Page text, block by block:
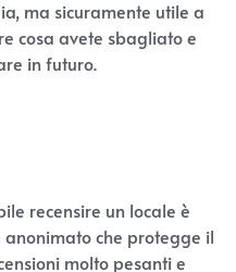
ma sicuramente utile a
cosa avete sbagliato e
in futuro.
recensire un locale è
che protegge il
molto pesanti e